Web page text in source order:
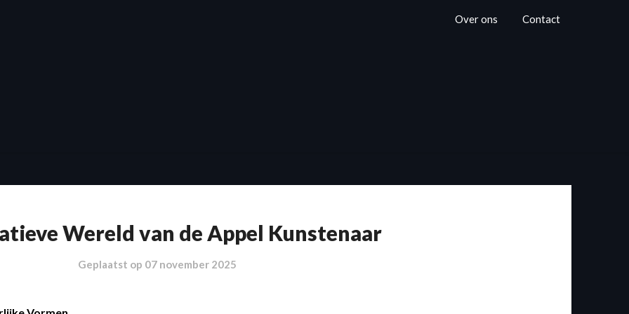
Over ons Contact
Wereld van de Appel Kunstenaar
Geplaatst op 07 november 2025